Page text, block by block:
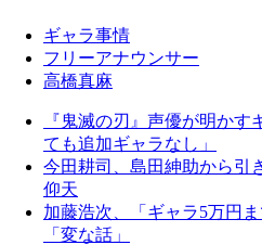
ギャラ事情
フリーアナウンサー
高橋真麻
『鬼滅の刃』声優が明か
ても追加ギャラなし」
今田耕司、島田紳助から引
仰天
加藤浩次、「ギャラ5万円
「変な話」